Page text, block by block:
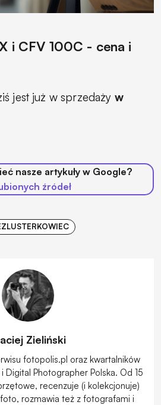
i CFV 100C - cena i
jest już w sprzedaży w
nasze artykuły w Google?
źródeł
Zieliński
fotopolis.pl oraz kwartalników
Digital Photographer Polska. Od 15
recenzuje (i kolekcjonuje)
rozmawia też z fotografami i